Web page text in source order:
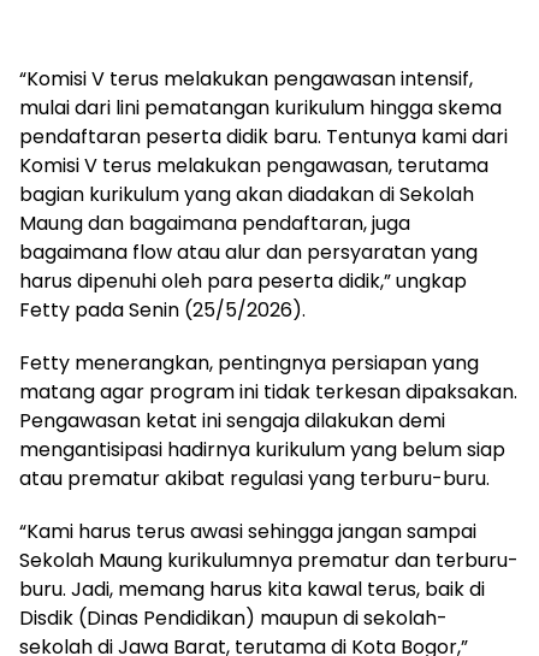
“Komisi V terus melakukan pengawasan intensif,
mulai dari lini pematangan kurikulum hingga skema
pendaftaran peserta didik baru. Tentunya kami dari
Komisi V terus melakukan pengawasan, terutama
bagian kurikulum yang akan diadakan di Sekolah
Maung dan bagaimana pendaftaran, juga
bagaimana flow atau alur dan persyaratan yang
harus dipenuhi oleh para peserta didik,” ungkap
Fetty pada Senin (25/5/2026).
Fetty menerangkan, pentingnya persiapan yang
matang agar program ini tidak terkesan dipaksakan.
Pengawasan ketat ini sengaja dilakukan demi
mengantisipasi hadirnya kurikulum yang belum siap
atau prematur akibat regulasi yang terburu-buru.
“Kami harus terus awasi sehingga jangan sampai
Sekolah Maung kurikulumnya prematur dan terburu-
buru. Jadi, memang harus kita kawal terus, baik di
Disdik (Dinas Pendidikan) maupun di sekolah-
sekolah di Jawa Barat, terutama di Kota Bogor,”